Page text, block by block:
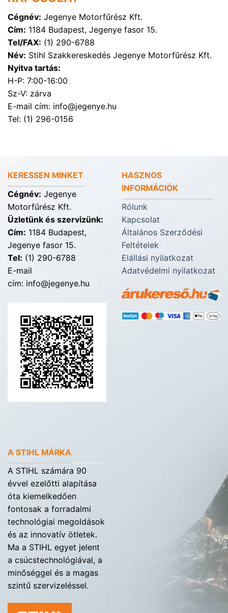
Cégnév: Jegenye Motorfűrész Kft.
Cím: 1184 Budapest, Jegenye fasor 15.
Tel/FAX: (1) 290-6788
Név: Stihl Szakkereskedés Jegenye Motorfűrész Kft.
Nyitva tartás:
H-P: 7:00-16:00
Sz-V: zárva
E-mail cím: info@jegenye.hu
Tel: (1) 296-0156
KERESSEN MINKET
Cégnév: Jegenye
Motorfűrész Kft.
Üzletünk és szervizünk:
Cím: 1184 Budapest,
Jegenye fasor 15.
Tel: (1) 290-6788
E-mail
cím: info@jegenye.hu
HASZNOS
INFORMÁCIÓK
Rólunk
Kapcsolat
Általános Szerződési
Feltételek
Elállási nyilatkozat
Adatvédelmi nyilatkozat
A STIHL MÁRKA
A STIHL számára 90
évvel ezelőtti alapítása
óta kiemelkedően
fontosak a forradalmi
technológiai megoldások
és az innovatív ötletek.
Ma a STIHL egyet jelent
a csúcstechnológiával, a
minőséggel és a magas
szintű szervizeléssel.